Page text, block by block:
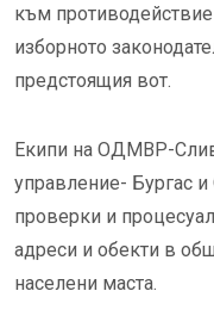
към
изборното
предстоящия вот.
Екипи на ОДМВР-
управление- Бургас
проверки и
адреси и обекти в
населени маста.